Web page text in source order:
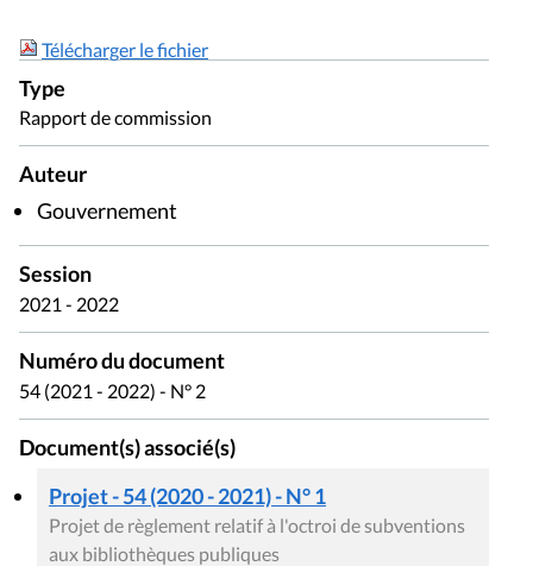
Télécharger le fichier
Type
Rapport de commission
Auteur
Gouvernement
Session
2021 - 2022
Numéro du document
54 (2021 - 2022) - N° 2
Document(s) associé(s)
Projet - 54 (2020 - 2021) - N° 1
Projet de règlement relatif à l'octroi de subventions
aux bibliothèques publiques